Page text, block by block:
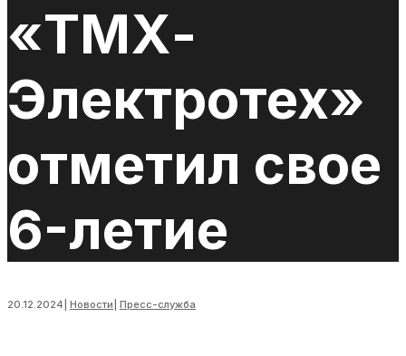
«ТМХ-
Электротех»
отметил свое
6-летие
20.12.2024 Новости Пресс-служба